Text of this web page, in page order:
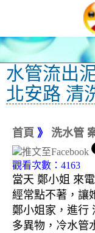
水管流出
北安路 清
首頁 》 洗水管
觀看次數：4163
當天 鄭小姐 來
經常點不著，讓
鄭小姐家，進行
多異物，冷水管